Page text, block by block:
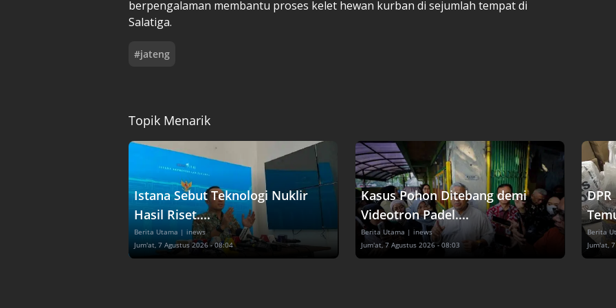
berpengalaman membantu proses kelet hewan kurban di sejumlah tempat di
Salatiga.
#jateng
Topik Menarik
Istana Sebut Teknologi Nuklir
Hasil Riset....
Berita Utama | inews
Jum'at, 7 Agustus 2026 - 08:04
Kasus Pohon Ditebang demi
Videotron Padel....
Berita Utama | inews
Jum'at, 7 Agustus 2026 - 08:03
Berita
Jum'at,